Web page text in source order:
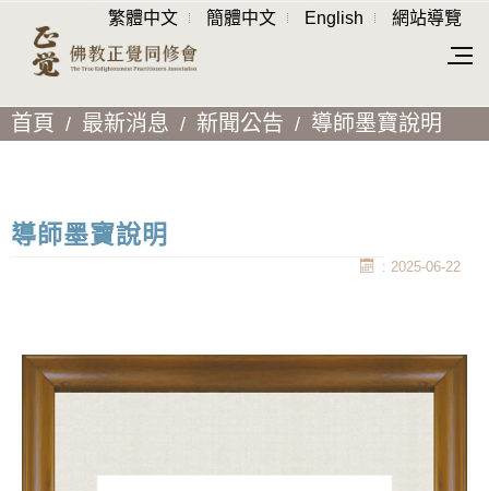
繁體中文 簡體中文 English 網站導覽
首頁 最新消息 新聞公告 導師墨寶說明
導師墨寶說明
: 2025-06-22